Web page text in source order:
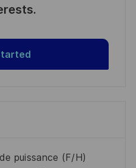
puissance (F/H)